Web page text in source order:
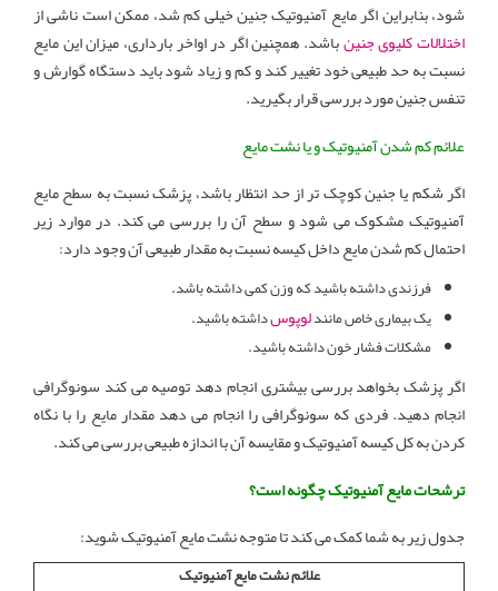
شود، بنابراین اگر مایع آمنیوتیک جنین خیلی کم شد، ممکن است ناشی از
اختلالات کلیوی جنینباشد. همچنین اگر در اواخر بارداری، میزان این مایع
نسبت به حد طبیعی خود تغییر کند و کم و زیاد شود باید دستگاه گوارش و
تنفس جنین مورد بررسی قرار بگیرید.
علائم کم شدن آمنیوتیک و یا نشت مایع
اگر شکم یا جنین کوچک تر از حد انتظار باشد، پزشک نسبت به سطح مایع
آمنیوتیک مشکوک می شود و سطح آن را بررسی می کند. در موارد زیر
احتمال کم شدن مایع داخل کیسه نسبت به مقدار طبیعی آن وجود دارد:
فرزندی داشته باشید که وزن کمی داشته باشد.
یک بیماری خاص مانندلوپوسداشته باشید.
مشکلات فشار خون داشته باشید.
اگر پزشک بخواهد بررسی بیشتری انجام دهد توصیه می کند سونوگرافی
انجام دهید. فردی که سونوگرافی را انجام می دهد مقدار مایع را با نگاه
کردن به کل کیسه آمنیوتیک و مقایسه آن با اندازه طبیعی بررسی می کند.
ترشحات مایع آمنیوتیک چگونه است؟
جدول زیر به شما کمک می کند تا متوجه نشت مایع آمنیوتیک شوید:
علائم نشت مایع آمنیوتیک